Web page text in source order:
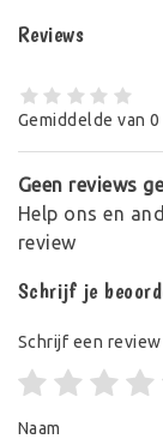
Reviews
Gemiddelde van
Geen reviews
Help ons en
review
Schrijf je
Schrijf een review
Naam